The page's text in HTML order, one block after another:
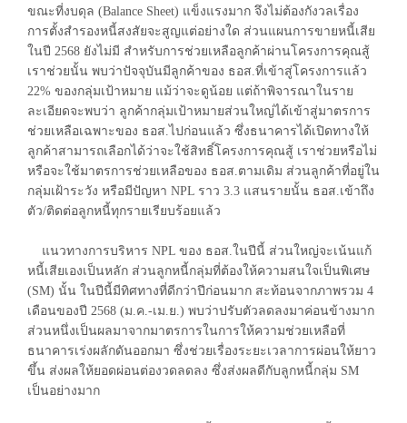
ขณะที่งบดุล (Balance Sheet) แข็งแรงมาก จึงไม่ต้องกังวลเรื่อง
การตั้งสำรองหนี้สงสัยจะสูญแต่อย่างใด ส่วนแผนการขายหนี้เสีย
ในปี 2568 ยังไม่มี สำหรับการช่วยเหลือลูกค้าผ่านโครงการคุณสู้
เราช่วยนั้น พบว่าปัจจุบันมีลูกค้าของ ธอส.ที่เข้าสู่โครงการแล้ว
22% ของกลุ่มเป้าหมาย แม้ว่าจะดูน้อย แต่ถ้าพิจารณาในราย
ละเอียดจะพบว่า ลูกค้ากลุ่มเป้าหมายส่วนใหญ่ได้เข้าสู่มาตรการ
ช่วยเหลือเฉพาะของ ธอส.ไปก่อนแล้ว ซึ่งธนาคารได้เปิดทางให้
ลูกค้าสามารถเลือกได้ว่าจะใช้สิทธิ์โครงการคุณสู้ เราช่วยหรือไม่
หรือจะใช้มาตรการช่วยเหลือของ ธอส.ตามเดิม ส่วนลูกค้าที่อยู่ใน
กลุ่มเฝ้าระวัง หรือมีปัญหา NPL ราว 3.3 แสนรายนั้น ธอส.เข้าถึง
ตัว/ติดต่อลูกหนี้ทุกรายเรียบร้อยแล้ว
แนวทางการบริหาร NPL ของ ธอส.ในปีนี้ ส่วนใหญ่จะเน้นแก้
หนี้เสียเองเป็นหลัก ส่วนลูกหนี้กลุ่มที่ต้องให้ความสนใจเป็นพิเศษ
(SM) นั้น ในปีนี้มีทิศทางที่ดีกว่าปีก่อนมาก สะท้อนจากภาพรวม 4
เดือนของปี 2568 (ม.ค.-เม.ย.) พบว่าปรับตัวลดลงมาค่อนข้างมาก
ส่วนหนึ่งเป็นผลมาจากมาตรการในการให้ความช่วยเหลือที่
ธนาคารเร่งผลักดันออกมา ซึ่งช่วยเรื่องระยะเวลาการผ่อนให้ยาว
ขึ้น ส่งผลให้ยอดผ่อนต่องวดลดลง ซึ่งส่งผลดีกับลูกหนี้กลุ่ม SM
เป็นอย่างมาก